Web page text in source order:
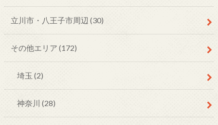
立川市・八王子市周辺 (30)
その他エリア (172)
埼玉 (2)
神奈川 (28)